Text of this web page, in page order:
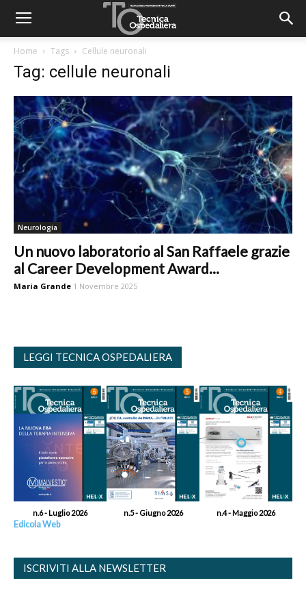
Home Tags Cellule neuronali
Tag: cellule neuronali
Neurologia
Un nuovo laboratorio al San Raffaele grazie
al Career Development Award...
Maria Grande 1 Novembre 2025
LEGGI TECNICA OSPEDALIERA
n.6 - Luglio 2026 n.5 - Giugno 2026 n.4 - Maggio 2026
Edicola Web
ISCRIVITI ALLA NEWSLETTER